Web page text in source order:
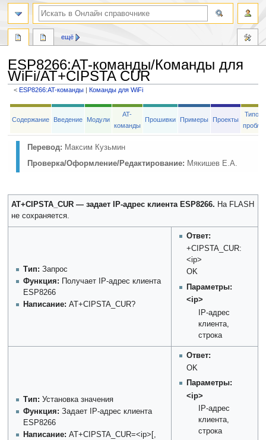
ESP8266:AT-команды/Команды для
WiFi/AT+CIPSTA CUR
<ESP8266:AT-команды ‎ |Команды для WiFi
Перейти
Перейти
Содержание Введение Модули
AT-
команды
Прошивки Примеры Проекты
Перевод: Максим Кузьмин
Проверка/Оформление/Редактирование: Мякишев Е.А.
AT+CIPSTA_CUR — задает IP-адрес клиента ESP8266. На FLASH
не сохраняется.
Тип: Запрос
Функция: Получает IP-адрес клиента
ESP8266
Написание: AT+CIPSTA_CUR?
Ответ:
+CIPSTA_CUR:
<ip>
OK
Параметры:
<ip>
IP-адрес
клиента,
строка
Тип: Установка значения
Функция: Задает IP-адрес клиента
ESP8266
Написание: AT+CIPSTA_CUR=<ip>[,
Ответ:
OK
Параметры:
<ip>
IP-адрес
клиента,
строка
ещё